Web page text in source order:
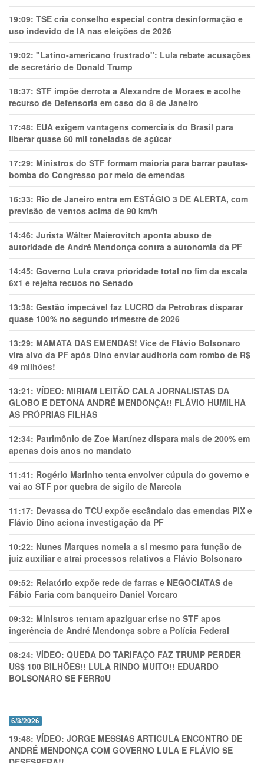
19:09: TSE cria conselho especial contra desinformação e
uso indevido de IA nas eleições de 2026
19:02: "Latino-americano frustrado": Lula rebate acusações
de secretário de Donald Trump
18:37: STF impõe derrota a Alexandre de Moraes e acolhe
recurso de Defensoria em caso do 8 de Janeiro
17:48: EUA exigem vantagens comerciais do Brasil para
liberar quase 60 mil toneladas de açúcar
17:29: Ministros do STF formam maioria para barrar pautas-
bomba do Congresso por meio de emendas
16:33: Rio de Janeiro entra em ESTÁGIO 3 DE ALERTA, com
previsão de ventos acima de 90 km/h
14:46: Jurista Wálter Maierovitch aponta abuso de
autoridade de André Mendonça contra a autonomia da PF
14:45: Governo Lula crava prioridade total no fim da escala
6x1 e rejeita recuos no Senado
13:38: Gestão impecável faz LUCRO da Petrobras disparar
quase 100% no segundo trimestre de 2026
13:29: MAMATA DAS EMENDAS! Vice de Flávio Bolsonaro
vira alvo da PF após Dino enviar auditoria com rombo de R$
49 milhões!
13:21: VÍDEO: MIRIAM LEITÃO CALA JORNALISTAS DA
GLOBO E DETONA ANDRÉ MENDONÇA!! FLÁVIO HUMILHA
AS PRÓPRIAS FILHAS
12:34: Patrimônio de Zoe Martínez dispara mais de 200% em
apenas dois anos no mandato
11:41: Rogério Marinho tenta envolver cúpula do governo e
vai ao STF por quebra de sigilo de Marcola
11:17: Devassa do TCU expõe escândalo das emendas PIX e
Flávio Dino aciona investigação da PF
10:22: Nunes Marques nomeia a si mesmo para função de
juiz auxiliar e atrai processos relativos a Flávio Bolsonaro
09:52: Relatório expõe rede de farras e NEGOCIATAS de
Fábio Faria com banqueiro Daniel Vorcaro
09:32: Ministros tentam apaziguar crise no STF apos
ingerência de André Mendonça sobre a Polícia Federal
08:24: VÍDEO: QUEDA DO TARIFAÇO FAZ TRUMP PERDER
US$ 100 BILHÕES!! LULA RINDO MUITO!! EDUARDO
BOLSONARO SE FERR0U
6/8/2026
19:48: VÍDEO: JORGE MESSIAS ARTICULA ENCONTRO DE
ANDRÉ MENDONÇA COM GOVERNO LULA E FLÁVIO SE